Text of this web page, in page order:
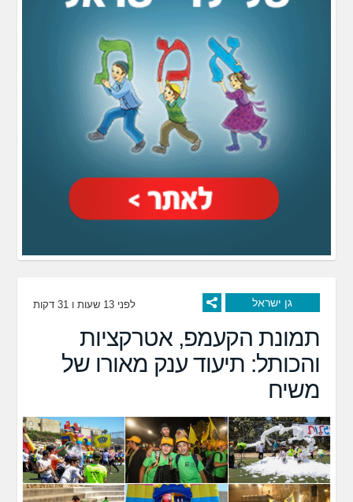
גן ישראל לפני 13 שעות ו 31 דקות
תמונת הקעמפ, אטרקציות
והכותל: תיעוד ענק מאורו של
משיח